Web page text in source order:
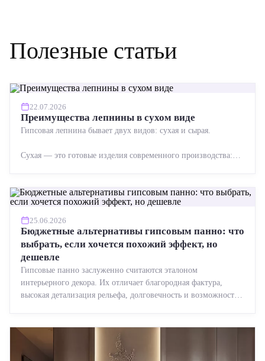
Полезные статьи
22.07.2026
Преимущества лепнины в сухом виде
Гипсовая лепнина бывает двух видов: сухая и сырая.
Сухая — это готовые изделия современного производства:
25.06.2026
Бюджетные альтернативы гипсовым панно: что
выбрать, если хочется похожий эффект, но
дешевле
Гипсовые панно заслуженно считаются эталоном
интерьерного декора. Их отличает благородная фактура,
высокая детализация рельефа, долговечность и возможность